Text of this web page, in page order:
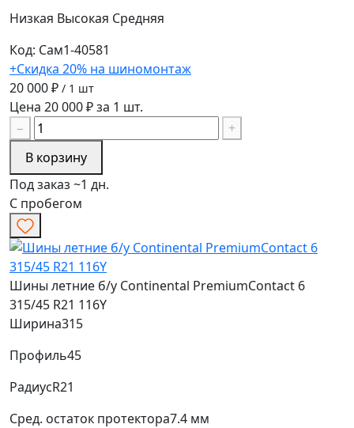
Низкая Высокая Средняя
Код: Сам1-40581
+Скидка 20% на шиномонтаж
20 000 ₽ / 1 шт
Цена 20 000 ₽ за 1 шт.
−
+
В корзину
Под заказ ~1 дн.
С пробегом
Шины летние б/у Continental PremiumContact 6
315/45 R21 116Y
Ширина315
Профиль45
РадиусR21
Сред. остаток протектора7.4 мм